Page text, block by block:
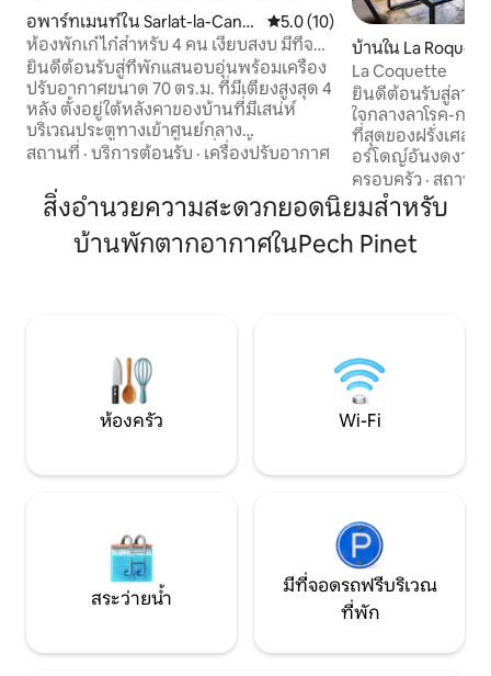
อพาร์ทเมนท์ใน Sarlat-la-Canéd
a
คะแนนเฉลี่ย 5.0 จาก 5, 10 รีวิว
5.0 (10)
ห้องพักเก๋ไก๋สำหรับ 4 คน เงียบสงบ มีที่จอด
รถ มีลานระเบียง อยู่ใจกลางซาร์ลาต
ยินดีต้อนรับสู่ที่พักแสนอบอุ่นพร้อมเครื่อง
ปรับอากาศขนาด 70 ตร.ม. ที่มีเตียงสูงสุด 4
หลัง ตั้งอยู่ใต้หลังคาของบ้านที่มีเสน่ห์
บริเวณประตูทางเข้าศูนย์กลาง
ประวัติศาสตร์ของ Sarlat ที่พักนี้ได้รับการ
ดั้งเดิม เสน่ห์ และความสะดวกสบายระดับ
ไฮเอนด์เข้าด้วยกันอย่างลงตัว: Wi-Fi, สมา
ร์ททีวี 50 นิ้วพร้อม Netflix, ห้องครัวพร้อม
อุปกรณ์ครบครัน, เตียงคิงไซส์, ห้องอาบน้ำ
ถึงได้… ในขณะที่ยังสามารถเดินทางโดย
สถานที่ · บริการต้อนรับ · เครื่องปรับอากาศ
บ้านใน La Roque-
La Coquette
ยินดีต้อนรับสู่ลาโ
ใจกลางลาโรค-กา
ที่สุดของฝรั่งเศส เ
อร์โดญ์อันงดงาม
การเดินเลียบแม่น้
ดูบอลลูนลมร้อนใ
เพลิดเพลินกับพระ
บ้านที่อบอุ่นและน่
ลักษณะแบบดั้งเดิ
พักผ่อนแบบครอบ
ครอบครัว · สถานที่
สิ่งอำนวยความสะดวกยอดนิยมสำหรับ
บ้านพักตากอากาศในPech Pinet
ห้องครัว Wi-Fi
สระว่ายน้ำ
มีที่จอดรถฟรีบริเวณ
ที่พัก